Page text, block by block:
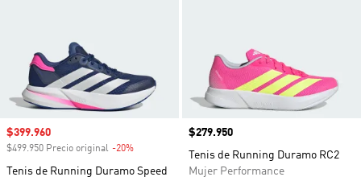
Precio de venta
$399.960
$499.950 Precio original -20%
Tenis de Running Duramo Speed
Precio
$279.950
Tenis de Running Duramo RC2
Mujer Performance